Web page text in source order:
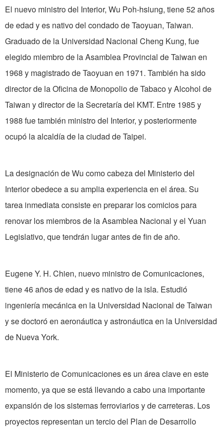
El nuevo ministro del Interior, Wu Poh-hsiung, tiene 52 años
de edad y es nativo del condado de Taoyuan, Taiwan.
Graduado de la Universidad Nacional Cheng Kung, fue
elegido miembro de la Asamblea Provincial de Taiwan en
1968 y magistrado de Taoyuan en 1971. También ha sido
director de la Oficina de Monopolio de Tabaco y Alcohol de
Taiwan y director de la Secretaría del KMT. Entre 1985 y
1988 fue también ministro del Interior, y posteriormente
ocupó la alcaldía de la ciudad de Taipei.
La designación de Wu como cabeza del Ministerio del
Interior obedece a su amplia experiencia en el área. Su
tarea inmediata consiste en preparar los comicios para
renovar los miembros de la Asamblea Nacional y el Yuan
Legislativo, que tendrán lugar antes de fin de año.
Eugene Y. H. Chien, nuevo ministro de Comunicaciones,
tiene 46 años de edad y es nativo de la isla. Estudió
ingeniería mecánica en la Universidad Nacional de Taiwan
y se doctoró en aeronáutica y astronáutica en la Universidad
de Nueva York.
El Ministerio de Comunicaciones es un área clave en este
momento, ya que se está llevando a cabo una importante
expansión de los sistemas ferroviarios y de carreteras. Los
proyectos representan un tercio del Plan de Desarrollo